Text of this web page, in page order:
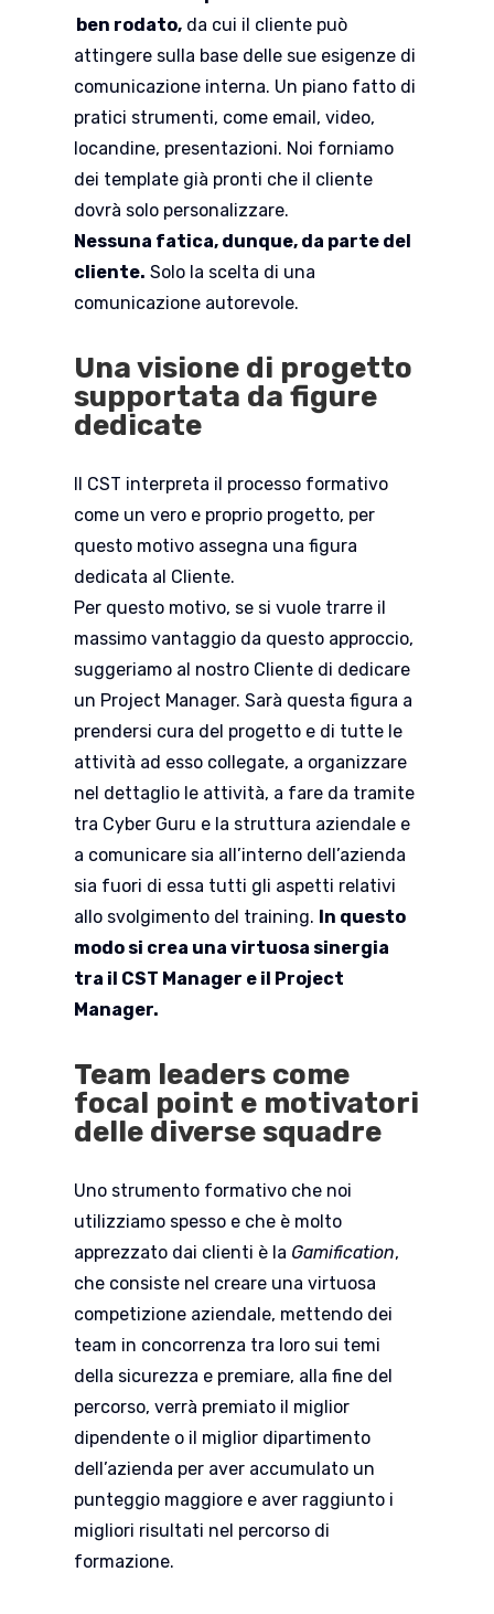
ben rodato,da cui il cliente può
attingere sulla base delle sue esigenze di
comunicazione interna. Un piano fatto di
pratici strumenti, come email, video,
locandine, presentazioni. Noi forniamo
dei template già pronti che il cliente
dovrà solo personalizzare.
Nessuna fatica, dunque, da parte del
cliente. Solo la scelta di una
comunicazione autorevole.
Una visione di progetto
supportata da figure
dedicate
Il CST interpreta il processo formativo
come un vero e proprio progetto, per
questo motivo assegna una figura
dedicata al Cliente.
Per questo motivo, se si vuole trarre il
massimo vantaggio da questo approccio,
suggeriamo al nostro Cliente di dedicare
un Project Manager. Sarà questa figura a
prendersi cura del progetto e di tutte le
attività ad esso collegate, a organizzare
nel dettaglio le attività, a fare da tramite
tra Cyber Guru e la struttura aziendale e
a comunicare sia all’interno dell’azienda
sia fuori di essa tutti gli aspetti relativi
allo svolgimento del training. In questo
modo si crea una virtuosa sinergia
tra il CST Manager e il Project
Manager.
Team leaders come
focal point e motivatori
delle diverse squadre
Uno strumento formativo che noi
utilizziamo spesso e che è molto
apprezzato dai clienti è la Gamification,
che consiste nel creare una virtuosa
competizione aziendale, mettendo dei
team in concorrenza tra loro sui temi
della sicurezza e premiare, alla fine del
percorso, verrà premiato il miglior
dipendente o il miglior dipartimento
dell’azienda per aver accumulato un
punteggio maggiore e aver raggiunto i
migliori risultati nel percorso di
formazione.